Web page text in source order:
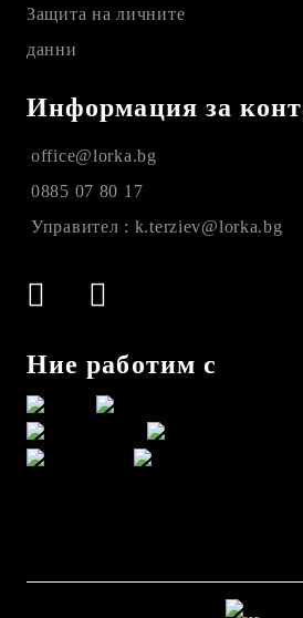
Защита на личните
данни
Информация за
office@lorka.bg
0885 07 80 17
Управител : k.terziev@lorka.bg
Ние работим с